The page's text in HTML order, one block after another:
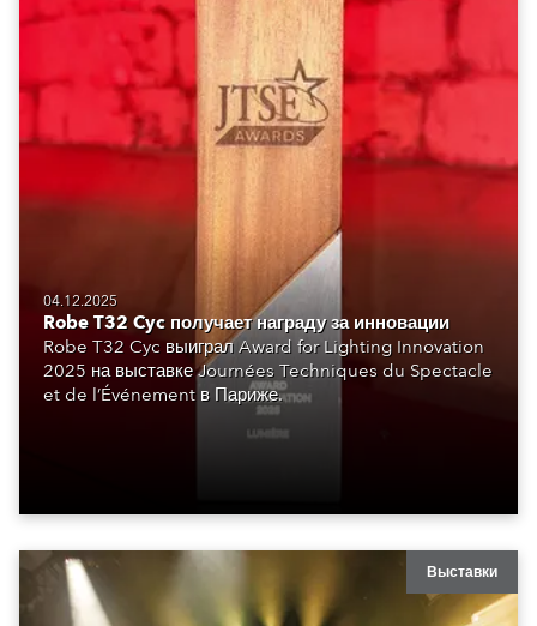
04.12.2025
Robe T32 Cyc получает награду за инновации
Robe T32 Cyc выиграл Award for Lighting Innovation
2025 на выставке Journées Techniques du Spectacle
et de l’Événement в Париже.
Выставки